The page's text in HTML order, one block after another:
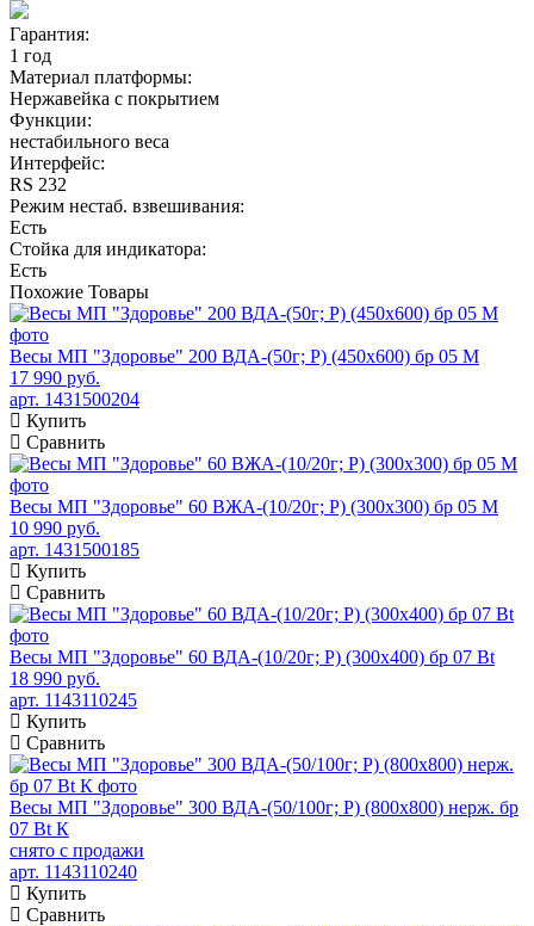
Гарантия:
1 год
Материал платформы:
Нержавейка с покрытием
Функции:
нестабильного веса
Интерфейс:
RS 232
Режим нестаб. взвешивания:
Есть
Стойка для индикатора:
Есть
Похожие Товары
Весы МП "Здоровье" 200 ВДА-(50г; Р) (450х600) бр 05 М
17 990 руб.
арт. 1431500204
Купить
Сравнить
Весы МП "Здоровье" 60 ВЖА-(10/20г; Р) (300х300) бр 05 М
10 990 руб.
арт. 1431500185
Купить
Сравнить
Весы МП "Здоровье" 60 ВДА-(10/20г; Р) (300х400) бр 07 Bt
18 990 руб.
арт. 1143110245
Купить
Сравнить
Весы МП "Здоровье" 300 ВДА-(50/100г; Р) (800х800) нерж. бр
07 Bt К
снято с продажи
арт. 1143110240
Купить
Сравнить